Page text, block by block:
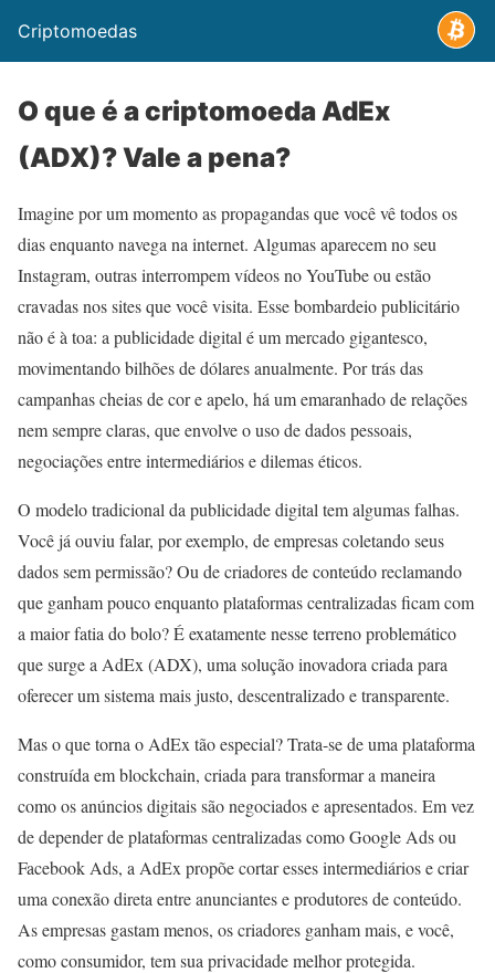
Criptomoedas
O que é a criptomoeda AdEx
(ADX)? Vale a pena?
Imagine por um momento as propagandas que você vê todos os
dias enquanto navega na internet. Algumas aparecem no seu
Instagram, outras interrompem vídeos no YouTube ou estão
cravadas nos sites que você visita. Esse bombardeio publicitário
não é à toa: a publicidade digital é um mercado gigantesco,
movimentando bilhões de dólares anualmente. Por trás das
campanhas cheias de cor e apelo, há um emaranhado de relações
nem sempre claras, que envolve o uso de dados pessoais,
negociações entre intermediários e dilemas éticos.
O modelo tradicional da publicidade digital tem algumas falhas.
Você já ouviu falar, por exemplo, de empresas coletando seus
dados sem permissão? Ou de criadores de conteúdo reclamando
que ganham pouco enquanto plataformas centralizadas ficam com
a maior fatia do bolo? É exatamente nesse terreno problemático
que surge a AdEx (ADX), uma solução inovadora criada para
oferecer um sistema mais justo, descentralizado e transparente.
Mas o que torna o AdEx tão especial? Trata-se de uma plataforma
construída em blockchain, criada para transformar a maneira
como os anúncios digitais são negociados e apresentados. Em vez
de depender de plataformas centralizadas como Google Ads ou
Facebook Ads, a AdEx propõe cortar esses intermediários e criar
uma conexão direta entre anunciantes e produtores de conteúdo.
As empresas gastam menos, os criadores ganham mais, e você,
como consumidor, tem sua privacidade melhor protegida.